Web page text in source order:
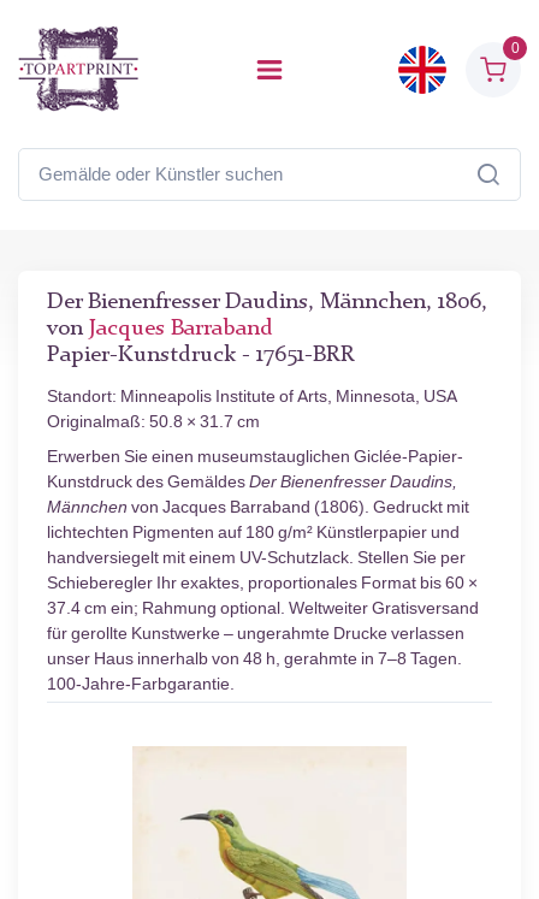
0
Der Bienenfresser Daudins, Männchen, 1806,
von Jacques Barraband
Papier-Kunstdruck - 17651-BRR
Standort: Minneapolis Institute of Arts, Minnesota, USA
Originalmaß: 50.8 × 31.7 cm
Erwerben Sie einen museumstauglichen Giclée-Papier-
Kunstdruck des GemäldesDer Bienenfresser Daudins,
Männchen von Jacques Barraband (1806). Gedruckt mit
lichtechten Pigmenten auf 180 g/m² Künstlerpapier und
handversiegelt mit einem UV-Schutzlack. Stellen Sie per
Schieberegler Ihr exaktes, proportionales Format bis 60 ×
37.4 cm ein; Rahmung optional. Weltweiter Gratisversand
für gerollte Kunstwerke – ungerahmte Drucke verlassen
unser Haus innerhalb von 48 h, gerahmte in 7–8 Tagen.
100-Jahre-Farbgarantie.